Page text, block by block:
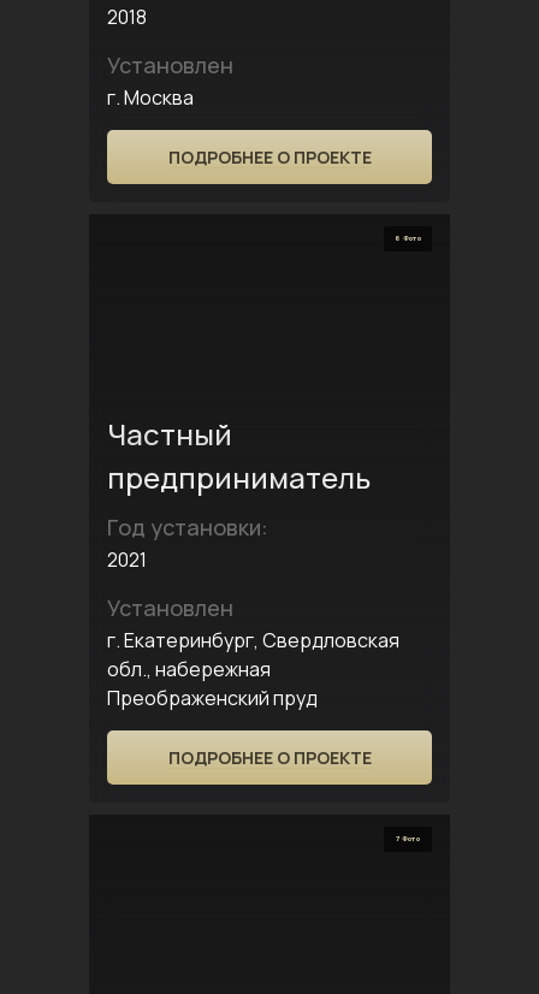
2018
Установлен
г. Москва
ПОДРОБНЕЕ О ПРОЕКТЕ
6 Фото
Частный
предприниматель
Год установки:
2021
Установлен
г. Екатеринбург, Свердловская
обл., набережная
Преображенский пруд
ПОДРОБНЕЕ О ПРОЕКТЕ
7 Фото